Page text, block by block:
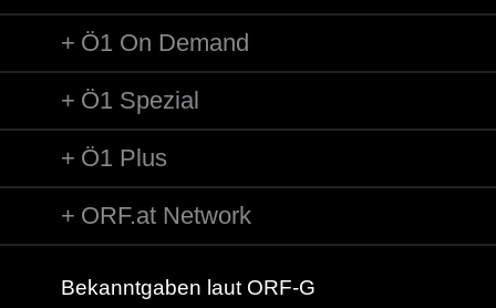
Ö1 On Demand
Ö1 Spezial
Ö1 Plus
ORF.at Network
Bekanntgaben laut ORF-G